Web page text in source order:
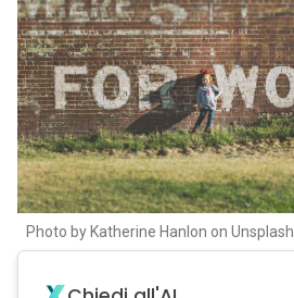
Photo by Katherine Hanlon on Unsplash